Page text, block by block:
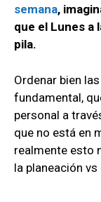
semana,
que el Lunes a
pila.
Ordenar bien
fundamental,
personal a
que no está en
realmente esto
la planeación